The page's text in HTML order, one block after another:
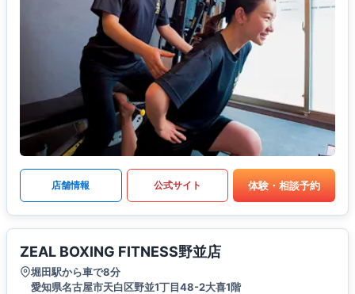
店舗情報 公式サイト 体験・相談予約
ZEAL BOXING FITNESS野並店
堀田駅から車で8分
愛知県名古屋市天白区野並1丁目48-2大喜1階